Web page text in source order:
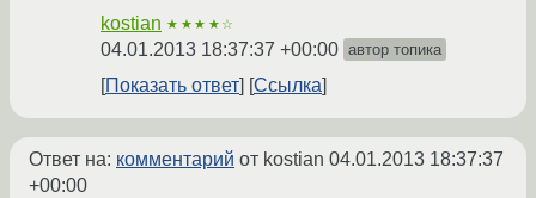
kostian ★★★★☆
04.01.2013 18:37:37 +00:00 автор топика
Показать ответ Ссылка
Ответ на: комментарий от kostian 04.01.2013 18:37:37
+00:00